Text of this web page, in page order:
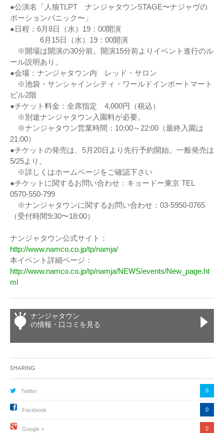
●公演名「人狼TLPT ナンジャタウンSTAGE〜ナジャヴの
ポーションパニック〜」
●日程：6月8日（水）19：00開演
6月15日（水）19：00開演
※開場は開演の30分前。開演15分前よりイベント進行のル
ール説明あり。
●会場：ナンジャタウン内 レッド・サロン
※池袋・サンシャインシティ・ワールドインポートマート
ビル2階
●チケット料金：全席指定 4,000円（税込）
※別途ナンジャタウン入園料が必要。
※ナンジャタウン営業時間：10:00～22:00（最終入園は
21:00）
●チケットの発売は、5月20日より先行予約開始。一般発売は
5/25より。
※詳しくはホームページをご確認下さい
●チケットに関するお問い合わせ：キョードー東京 TEL
0570-550-799
※ナンジャタウンに関するお問い合わせ：03-5950-0765
（受付時間9:30〜18:00）
ナンジャタウン公式サイト：
http://www.namco.co.jp/tp/namja/
本イベント詳細ページ：
http://www.namco.co.jp/tp/namja/NEWS/events/New_page.ht
ml
ナンジャタウン
の情報・口コミを見る
Sharing
Twitter 0
Facebook 0
Google + 0